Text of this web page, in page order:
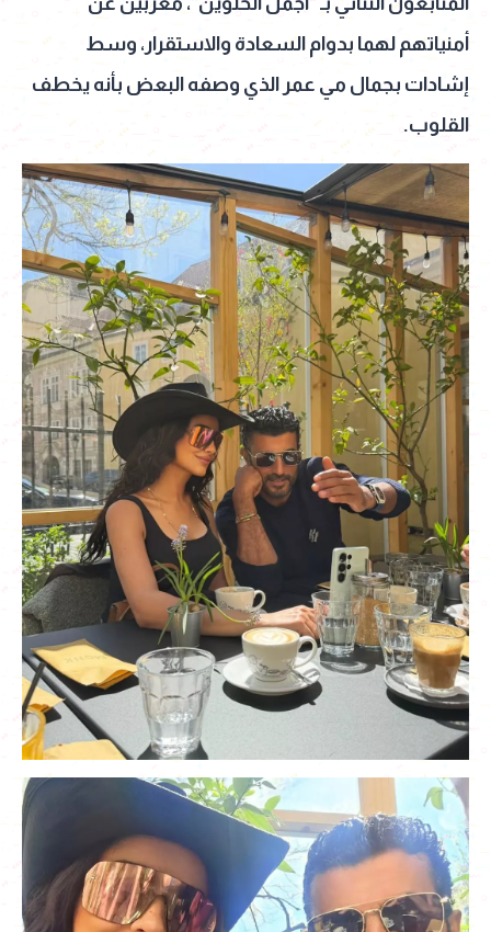
أمنياتهم لهما بدوام السعادة والاستقرار، وسط
إشادات بجمال مي عمر الذي وصفه البعض بأنه يخطف
القلوب.